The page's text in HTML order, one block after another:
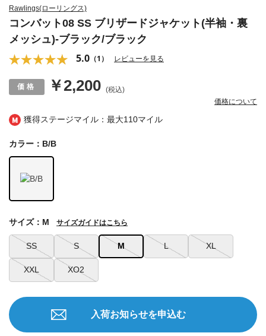
獲得ステージマイル：最大110マイル
Rawlings(ローリングス)
コンバット08 SS ブリザードジャケット(半袖・裏
メッシュ)-ブラック/ブラック
5.0 （1） レビューを見る
￥2,200 (税込)
価格について
カラー：B/B
SS S M L XL
XXL XO2
サイズ：M サイズガイドはこちら
入荷お知らせを申込む